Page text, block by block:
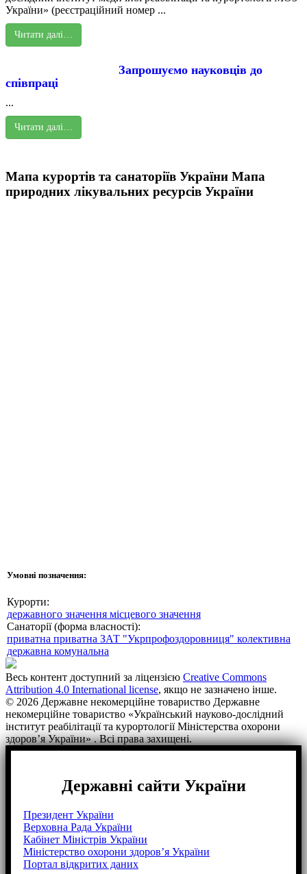
України» (реєстраційний номер ...
Читати далі…
Запрошуємо науковців до
співпраці
...
Читати далі…
Мапа курортів та санаторіїв України Мапа
природних лікувальних ресурсів України
Умовні позначення:
Курорти:
державного значення місцевого значення
Санаторії (форма власності):
приватна приватна ЗАТ "Укрпрофоздоровниця" колективна
державна комунальна
Весь контент доступний за ліцензією Creative Commons
Attribution 4.0 International license, якщо не зазначено інше.
© 2026 Державне некомерційне товариство Державне
некомерційне товариство «Український науково-дослідний
інститут реабілітації та курортології Міністерства охорони
здоров’я України» . Всі права захищені.
Державні сайти України
Президент України
Верховна Рада України
Кабінет Міністрів України
Міністерство охорони здоров’я України
Портал відкритих даних